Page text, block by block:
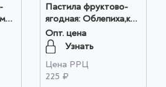
Пастила фруктово-
ягодная: Облепиха,кунжут
60гр оптом
Опт. цена
Узнать
Цена РРЦ
225 ₽